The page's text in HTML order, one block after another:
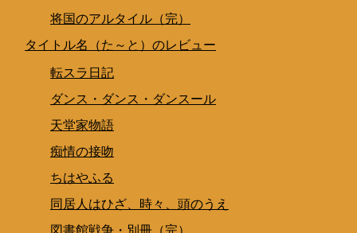
将国のアルタイル（完）
タイトル名（た～と）のレビュー
転スラ日記
ダンス・ダンス・ダンスール
天堂家物語
痴情の接吻
ちはやふる
同居人はひざ、時々、頭のうえ
図書館戦争・別冊（完）